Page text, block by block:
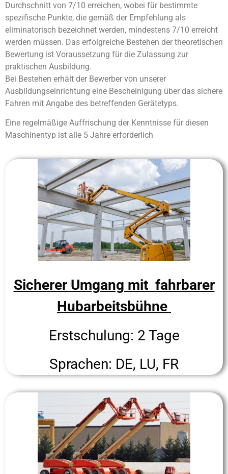
Durchschnitt von 7/10 erreichen, wobei für bestimmte
spezifische Punkte, die gemäß der Empfehlung als
eliminatorisch bezeichnet werden, mindestens 7/10 erreicht
werden müssen. Das erfolgreiche Bestehen der theoretischen
Bewertung ist Voraussetzung für die Zulassung zur
praktischen Ausbildung.
Bei Bestehen erhält der Bewerber von unserer
Ausbildungseinrichtung eine Bescheinigung über das sichere
Fahren mit Angabe des betreffenden Gerätetyps.
Eine regelmäßige Auffrischung der Kenntnisse für diesen
Maschinentyp ist alle 5 Jahre erforderlich
Sicherer Umgang mit fahrbarer
Hubarbeitsbühne
Erstschulung: 2 Tage
Sprachen: DE, LU, FR